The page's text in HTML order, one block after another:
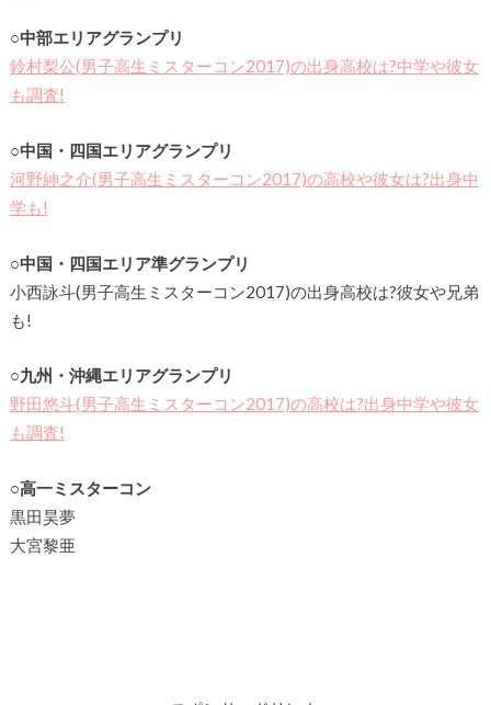
○中部エリアグランプリ
鈴村梨公(男子高生ミスターコン2017)の出身高校は?中学や彼女
も調査!
○中国・四国エリアグランプリ
河野紳之介(男子高生ミスターコン2017)の高校や彼女は?出身中
学も!
○中国・四国エリア準グランプリ
小西詠斗(男子高生ミスターコン2017)の出身高校は?彼女や兄弟
も!
○九州・沖縄エリアグランプリ
野田悠斗(男子高生ミスターコン2017)の高校は?出身中学や彼女
も調査!
○高一ミスターコン
黒田昊夢
大宮黎亜